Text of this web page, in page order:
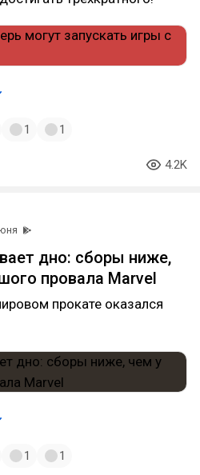
1 1
4.2K
дно: сборы ниже,
провала Marvel
прокате оказался
1 1